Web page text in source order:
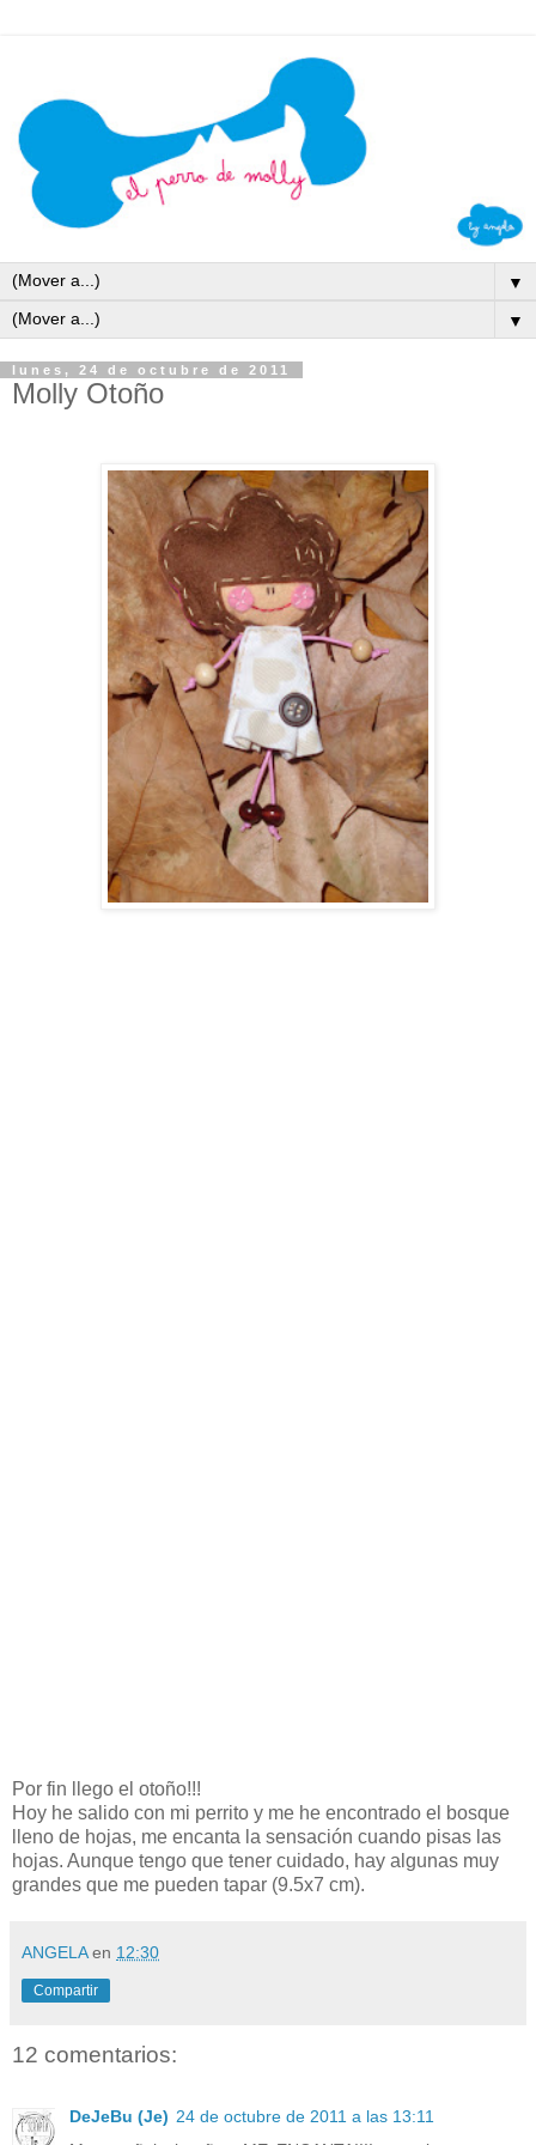
▼
▼
lunes, 24 de octubre de 2011
Molly Otoño
Por fin llego el otoño!!!
Hoy he salido con mi perrito y me he encontrado el bosque
lleno de hojas, me encanta la sensación cuando pisas las
hojas. Aunque tengo que tener cuidado, hay algunas muy
grandes que me pueden tapar (9.5x7 cm).
ANGELA en 12:30
Compartir
12 comentarios:
DeJeBu (Je) 24 de octubre de 2011 a las 13:11